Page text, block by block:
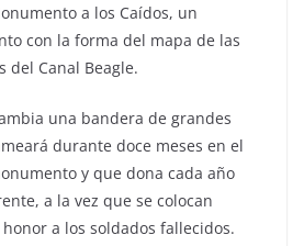
a los Caídos, un
con la forma del mapa de las
del Canal Beagle.
una bandera de grandes
durante doce meses en el
y que dona cada año
a la vez que se colocan
a los soldados fallecidos.